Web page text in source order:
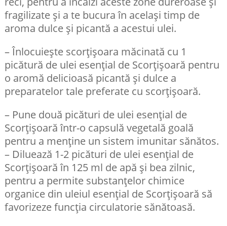
fragilizate și a te bucura în același timp de
aroma dulce și picantă a acestui ulei.
– Înlocuiește scorțișoara măcinată cu 1
picătură de ulei esențial de Scorțișoară pentru
o aromă delicioasă picantă și dulce a
preparatelor tale preferate cu scorțișoară.
– Pune două picături de ulei esențial de
Scorțișoară într-o capsulă vegetală goală
pentru a menține un sistem imunitar sănătos.
– Diluează 1-2 picături de ulei esențial de
Scorțișoară în 125 ml de apă și bea zilnic,
pentru a permite substanțelor chimice
organice din uleiul esențial de Scorțișoară să
favorizeze funcția circulatorie sănătoasă.